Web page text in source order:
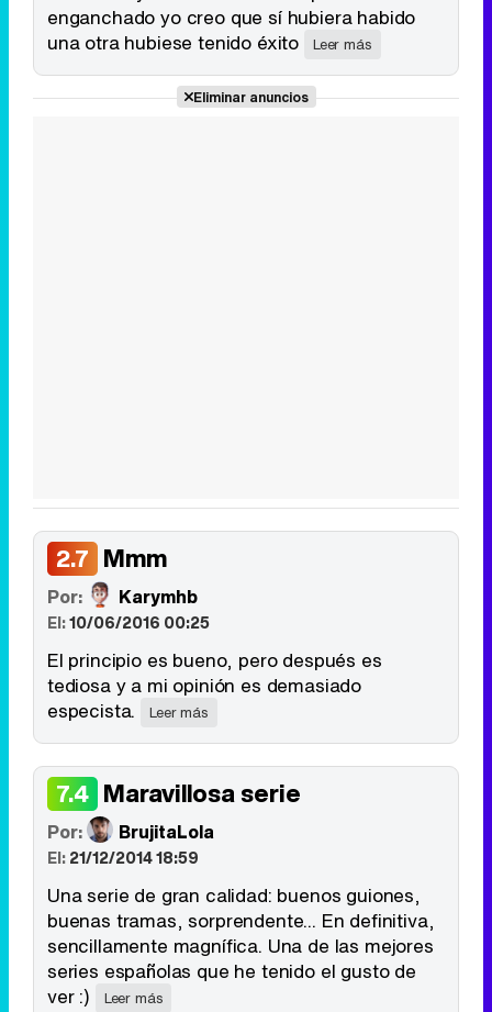
enganchado yo creo que sí hubiera habido
una otra hubiese tenido éxito
Leer más
Eliminar anuncios
2.7 Mmm
Por: Karymhb
El:10/06/2016 00:25
El principio es bueno, pero después es
tediosa y a mi opinión es demasiado
especista.
Leer más
7.4 Maravillosa serie
Por: BrujitaLola
El:21/12/2014 18:59
Una serie de gran calidad: buenos guiones,
buenas tramas, sorprendente... En definitiva,
sencillamente magnífica. Una de las mejores
series españolas que he tenido el gusto de
ver :)
Leer más